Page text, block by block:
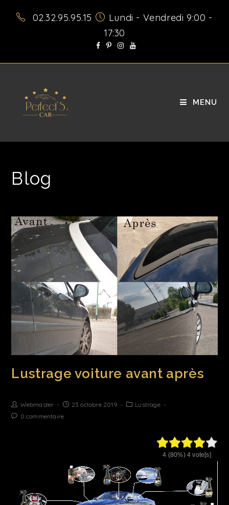
02.32.95.95.15
Lundi - Vendredi 9:00 -
17:30
MENU
Blog
Lustrage voiture avant après
Webmaster 23 octobre 2019
Lustrage
0 commentaire
4 (80%) 4 vote[s]